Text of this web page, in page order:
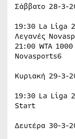
Σάββατο 28-3-
19:30 La Liga
Λεγανές
21:00 WTA
Novasports6
Κυριακή 29-3-
19:30 La Liga
Start
Δευτέρα 30-3-